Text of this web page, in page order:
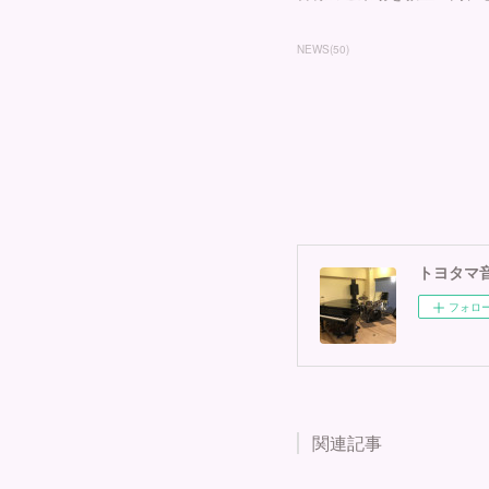
NEWS(50)
トヨタマ
フォロ
関連記事